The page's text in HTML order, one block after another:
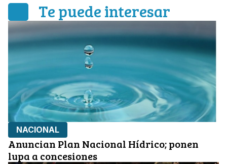
Te puede interesar
NACIONAL
Anuncian Plan Nacional Hídrico; ponen
lupa a concesiones